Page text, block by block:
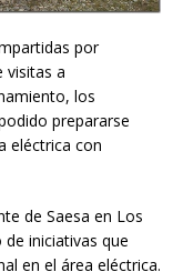
por
visitas a
los
prepararse
eléctrica con
de Saesa en Los
iniciativas que
en el área eléctrica.